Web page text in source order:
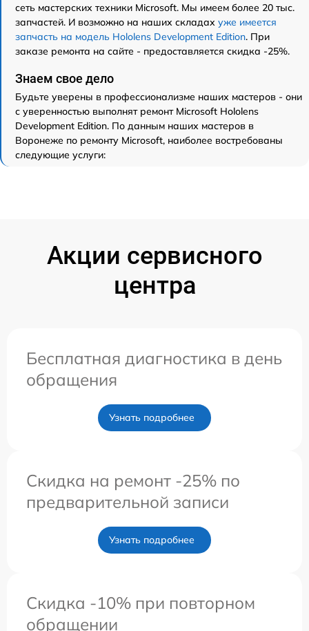
сеть мастерских техники Microsoft. Мы имеем более 20 тыс.
запчастей. И возможно на наших складах уже имеется
запчасть на модель Hololens Development Edition. При
заказе ремонта на сайте - предоставляется скидка -25%.
Знаем свое дело
Будьте уверены в профессионализме наших мастеров - они
с уверенностью выполнят ремонт Microsoft Hololens
Development Edition. По данным наших мастеров в
Воронеже по ремонту Microsoft, наиболее востребованы
следующие услуги:
Акции сервисного
центра
Бесплатная диагностика в день
обращения
Узнать подробнее
Скидка на ремонт -25% по
предварительной записи
Узнать подробнее
Скидка -10% при повторном
обращении